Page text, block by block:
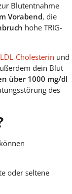
Blutentnahme
Vorabend, die
hohe TRIG-
LDL-Cholesterin und
dein Blut
über 1000 mg/dl
des
oder seltene